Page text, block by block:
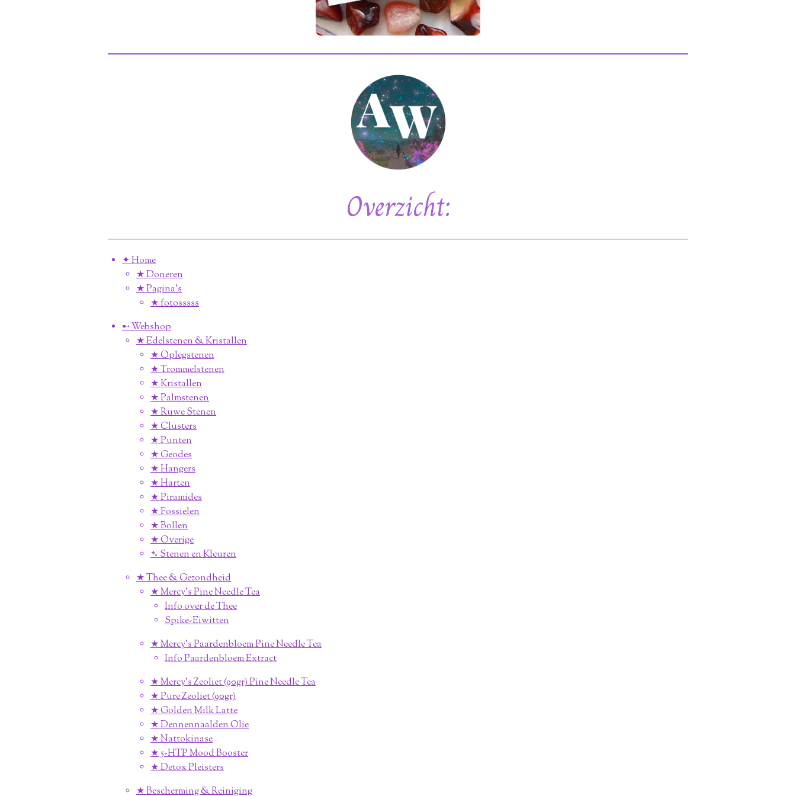
Overzicht:
✦ Home
★ Doneren
★ Pagina’s
★ fotosssss
➸ Webshop
★ Edelstenen & Kristallen
★ Oplegstenen
★ Trommelstenen
★ Kristallen
★ Palmstenen
★ Ruwe Stenen
★ Clusters
★ Punten
★ Geodes
★ Hangers
★ Harten
★ Piramides
★ Fossielen
★ Bollen
★ Overige
➴ Stenen en Kleuren
★ Thee & Gezondheid
★ Mercy's Pine Needle Tea
Info over de Thee
Spike-Eiwitten
★ Mercy's Paardenbloem Pine Needle Tea
Info Paardenbloem Extract
★ Mercy's Zeoliet (90gr) Pine Needle Tea
★ Pure Zeoliet (90gr)
★ Golden Milk Latte
★ Dennennaalden Olie
★ Nattokinase
★ 5-HTP Mood Booster
★ Detox Pleisters
★ Bescherming & Reiniging